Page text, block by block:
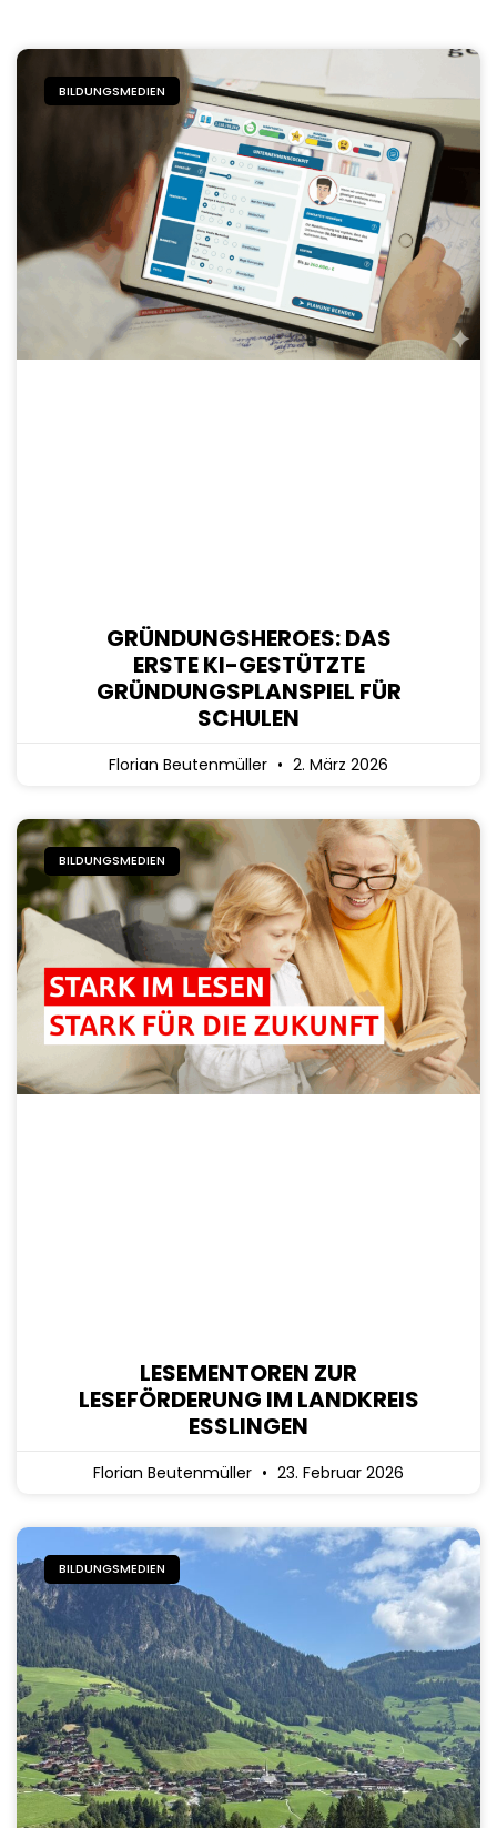
BILDUNGSMEDIEN
GRÜNDUNGSHEROES: DAS
ERSTE KI-GESTÜTZTE
GRÜNDUNGSPLANSPIEL FÜR
SCHULEN
Florian Beutenmüller 2. März 2026
BILDUNGSMEDIEN
LESEMENTOREN ZUR
LESEFÖRDERUNG IM LANDKREIS
ESSLINGEN
Florian Beutenmüller 23. Februar 2026
BILDUNGSMEDIEN